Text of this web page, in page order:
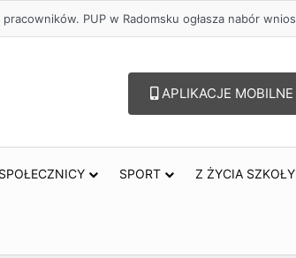
Radomsko włącza się w Miesiąc Trzeźwości
APLIKACJE MOBILNE
SPORT Z ŻYCIA SZKOŁY